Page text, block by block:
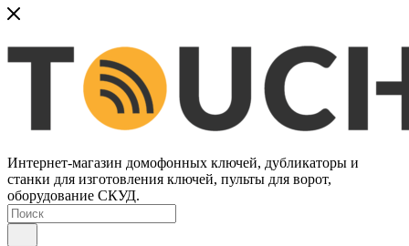
Интернет-магазин домофонных ключей, дубликаторы и
станки для изготовления ключей, пульты для ворот,
оборудование СКУД.